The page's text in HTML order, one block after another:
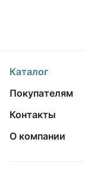
Каталог
Покупателям
Контакты
О компании